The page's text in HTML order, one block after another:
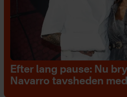
Efter lang pause: Nu
Navarro tavsheden